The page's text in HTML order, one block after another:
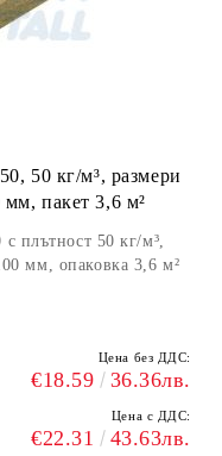
50 кг/м³, размери
пакет 3,6 м²
плътност 50 кг/м³,
мм, опаковка 3,6 м²
Цена без ДДС:
€18.59 36.36лв.
Цена с ДДС:
€22.31 43.63лв.